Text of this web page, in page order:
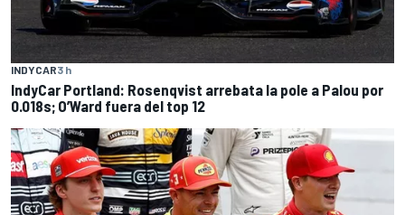
INDYCAR3 h
IndyCar Portland: Rosenqvist arrebata la pole a Palou por
0.018s; O’Ward fuera del top 12